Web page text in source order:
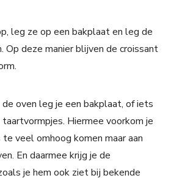
leg ze op een bakplaat en leg de
Op deze manier blijven de croissant
oven leg je een bakplaat, of iets
Hiermee voorkom je
veel omhoog komen maar aan
En daarmee krijg je de
je hem ook ziet bij bekende